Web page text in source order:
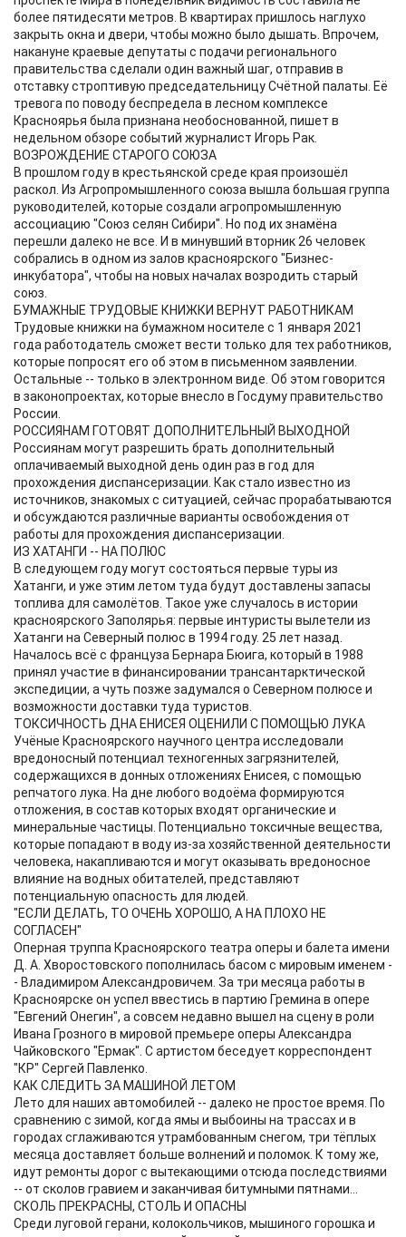
более пятидесяти метров. В квартирах пришлось наглухо
закрыть окна и двери, чтобы можно было дышать. Впрочем,
накануне краевые депутаты с подачи регионального
правительства сделали один важный шаг, отправив в
отставку строптивую председательницу Cчётной палаты. Её
тревога по поводу беспредела в лесном комплексе
Красноярья была признана необоснованной, пишет в
недельном обзоре событий журналист Игорь Рак.
ВОЗРОЖДЕНИЕ СТАРОГО СОЮЗА
В прошлом году в крестьянской среде края произошёл
раскол. Из Агропромышленного союза вышла большая группа
руководителей, которые создали агропромышленную
ассоциацию "Союз селян Сибири". Но под их знамёна
перешли далеко не все. И в минувший вторник 26 человек
собрались в одном из залов красноярского "Бизнес-
инкубатора", чтобы на новых началах возродить старый
союз.
БУМАЖНЫЕ ТРУДОВЫЕ КНИЖКИ ВЕРНУТ РАБОТНИКАМ
Трудовые книжки на бумажном носителе с 1 января 2021
года работодатель сможет вести только для тех работников,
которые попросят его об этом в письменном заявлении.
Остальные -- только в электронном виде. Об этом говорится
в законопроектах, которые внесло в Госдуму правительство
России.
РОССИЯНАМ ГОТОВЯТ ДОПОЛНИТЕЛЬНЫЙ ВЫХОДНОЙ
Россиянам могут разрешить брать дополнительный
оплачиваемый выходной день один раз в год для
прохождения диспансеризации. Как стало известно из
источников, знакомых с ситуацией, сейчас прорабатываются
и обсуждаются различные варианты освобождения от
работы для прохождения диспансеризации.
ИЗ ХАТАНГИ -- НА ПОЛЮС
В следующем году могут состояться первые туры из
Хатанги, и уже этим летом туда будут доставлены запасы
топлива для самолётов. Такое уже случалось в истории
красноярского Заполярья: первые интуристы вылетели из
Хатанги на Северный полюс в 1994 году. 25 лет назад.
Началось всё с француза Бернара Бюига, который в 1988
принял участие в финансировании трансантарктической
экспедиции, а чуть позже задумался о Северном полюсе и
возможности доставки туда туристов.
ТОКСИЧНОСТЬ ДНА ЕНИСЕЯ ОЦЕНИЛИ С ПОМОЩЬЮ ЛУКА
Учёные Красноярского научного центра исследовали
вредоносный потенциал техногенных загрязнителей,
содержащихся в донных отложениях Енисея, с помощью
репчатого лука. На дне любого водоёма формируются
отложения, в состав которых входят органические и
минеральные частицы. Потенциально токсичные вещества,
которые попадают в воду из-за хозяйственной деятельности
человека, накапливаются и могут оказывать вредоносное
влияние на водных обитателей, представляют
потенциальную опасность для людей.
"ЕСЛИ ДЕЛАТЬ, ТО ОЧЕНЬ ХОРОШО, А НА ПЛОХО НЕ
СОГЛАСЕН"
Оперная труппа Красноярского театра оперы и балета имени
Д. А. Хворостовского пополнилась басом с мировым именем -
- Владимиром Александровичем. За три месяца работы в
Красноярске он успел ввестись в партию Гремина в опере
"Евгений Онегин", а совсем недавно вышел на сцену в роли
Ивана Грозного в мировой премьере оперы Александра
Чайковского "Ермак". С артистом беседует корреспондент
"КР" Сергей Павленко.
КАК СЛЕДИТЬ ЗА МАШИНОЙ ЛЕТОМ
Лето для наших автомобилей -- далеко не простое время. По
сравнению с зимой, когда ямы и выбоины на трассах и в
городах сглаживаются утрамбованным снегом, три тёплых
месяца доставляет больше волнений и поломок. К тому же,
идут ремонты дорог с вытекающими отсюда последствиями
-- от сколов гравием и заканчивая битумными пятнами...
СКОЛЬ ПРЕКРАСНЫ, СТОЛЬ И ОПАСНЫ
Среди луговой герани, колокольчиков, мышиного горошка и